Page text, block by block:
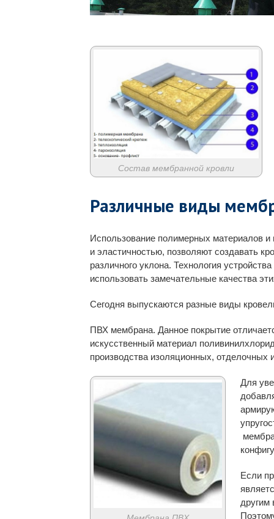
Состав мембранной кровли
Различные виды
Использование полимерных материалов и
и эластичностью, позволяют создавать
различного уклона. Технология
использовать замечательные качества
Сегодня выпускаются разные виды
ПВХ мембрана. Данное покрытие
искусственный материал
производства изоляционных, отделочных
Для
Если
другим